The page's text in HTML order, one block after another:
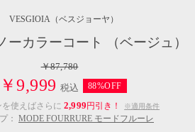
VESGIOIA （ベスジョーヤ）
ーカラーコート （ベージュ）
￥87,780
￥9,999 税込
88%OFF
を使えばさらに 2,999円引き！ ※適用条件
： MODE FOURRURE モードフルーレ